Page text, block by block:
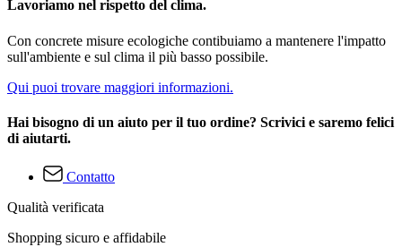
Lavoriamo nel rispetto del clima.
Con concrete misure ecologiche contibuiamo a mantenere l'impatto
sull'ambiente e sul clima il più basso possibile.
Qui puoi trovare maggiori informazioni.
Hai bisogno di un aiuto per il tuo ordine? Scrivici e saremo felici
di aiutarti.
Contatto
Qualità verificata
Shopping sicuro e affidabile